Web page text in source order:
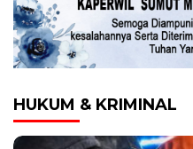
HUKUM & KRIMINAL